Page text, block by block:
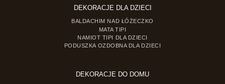
DEKORACJE DLA DZIECI
BALDACHIM NAD ŁÓŻECZKO
MATA TIPI
NAMIOT TIPI DLA DZIECI
PODUSZKA OZDOBNA DLA DZIECI
DEKORACJE DO DOMU